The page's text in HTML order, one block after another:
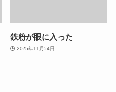
鉄粉が眼に入った
2025年11月24日